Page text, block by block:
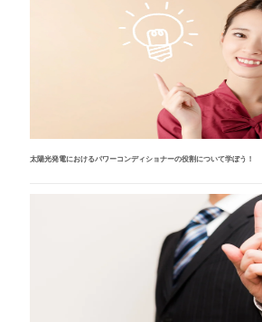
太陽光発電におけるパワーコンディショナーの役割について学ぼう！